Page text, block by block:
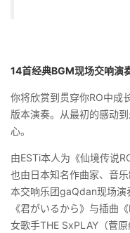
14首经典BGM现场交响演
你将欣赏到贯穿你RO中成
版本演奏。从最初的感动
心。
由ESTi本人为《仙境传说
也由日本知名作曲家、音
本交响乐团gaQdan现场演
《君がいるから》与插曲
女歌手THE SxPLAY（菅